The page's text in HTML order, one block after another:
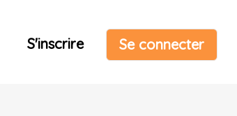
S'inscrire Se connecter